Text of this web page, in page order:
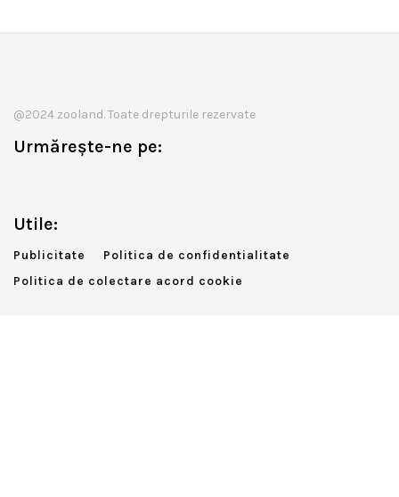
@2024 zooland. Toate drepturile rezervate
Urmărește-ne pe:
Utile:
Publicitate
Politica de confidentialitate
Politica de colectare acord cookie